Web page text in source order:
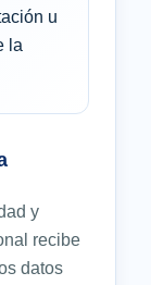
u
la
y
recibe
datos